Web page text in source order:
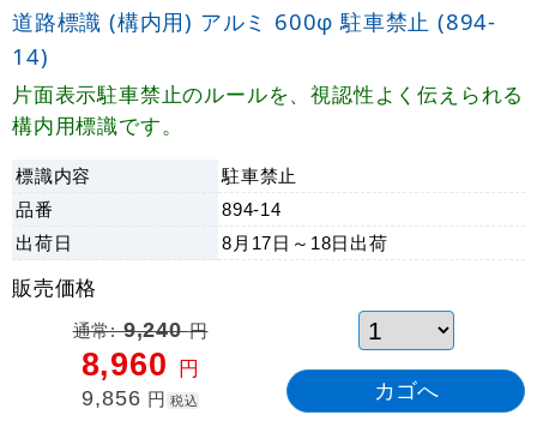
道路標識 (構内用) アルミ 600φ 駐車禁止 (894-
14)
片面表示駐車禁止のルールを、視認性よく伝えられる
構内用標識です。
標識内容
駐車禁止
品番
894-14
出荷日 8月17日～18日 出荷
販売価格
通常:9,240円
8,960 円
9,856 円 税込